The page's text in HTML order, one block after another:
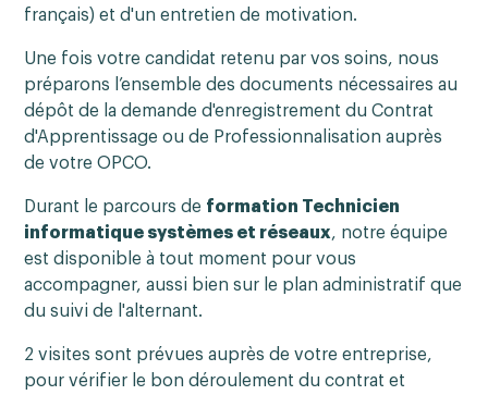
français) et d'un entretien de motivation.
Une fois votre candidat retenu par vos soins, nous
préparons l’ensemble des documents nécessaires au
dépôt de la demande d'enregistrement du Contrat
d'Apprentissage ou de Professionnalisation auprès
de votre OPCO.
Durant le parcours de formation Technicien
informatique systèmes et réseaux, notre équipe
est disponible à tout moment pour vous
accompagner, aussi bien sur le plan administratif que
du suivi de l'alternant.
2 visites sont prévues auprès de votre entreprise,
pour vérifier le bon déroulement du contrat et